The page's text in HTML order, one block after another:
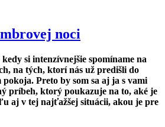
noci
si intenzívnejšie spomíname na
na tých, ktorí nás už predišli do
pokoja. Preto by som sa aj ja s vami
príbeh, ktorý poukazuje na to, aké je
aj v tej najťažšej situácii, akou je pre